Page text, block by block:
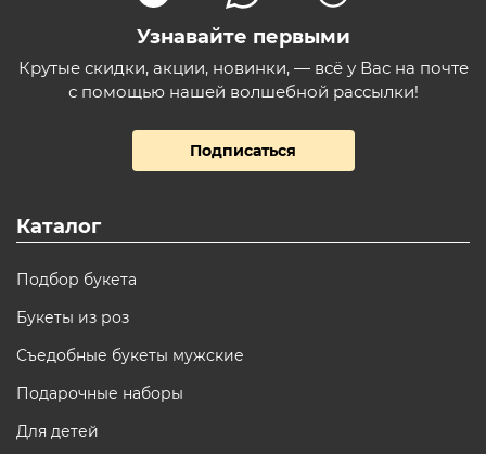
Узнавайте первыми
Крутые скидки, акции, новинки, — всё у Вас на почте
с помощью нашей волшебной рассылки!
Подписаться
Каталог
Подбор букета
Букеты из роз
Съедобные букеты мужские
Подарочные наборы
Для детей